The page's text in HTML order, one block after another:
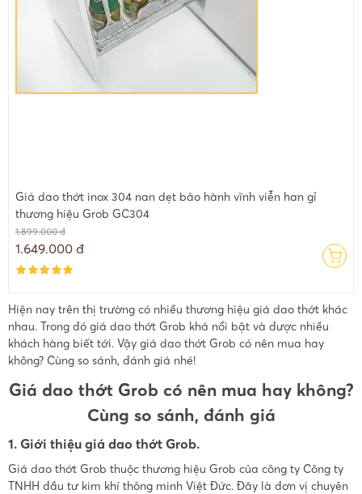
Giá dao thớt inox 304 nan dẹt bảo hành vĩnh viễn han gỉ
thương hiệu Grob GC304
1.899.000 đ
1.649.000 đ
Hiện nay trên thị trường có nhiều thương hiệu giá dao thớt khác
nhau. Trong đó giá dao thớt Grob khá nổi bật và được nhiều
khách hàng biết tới. Vậy giá dao thớt Grob có nên mua hay
không? Cùng so sánh, đánh giá nhé!
Giá dao thớt Grob có nên mua hay không?
Cùng so sánh, đánh giá
1. Giới thiệu giá dao thớt Grob.
Giá dao thớt Grob thuộc thương hiệu Grob của công ty Công ty
TNHH đầu tư kim khí thông minh Việt Đức. Đây là đơn vị chuyên